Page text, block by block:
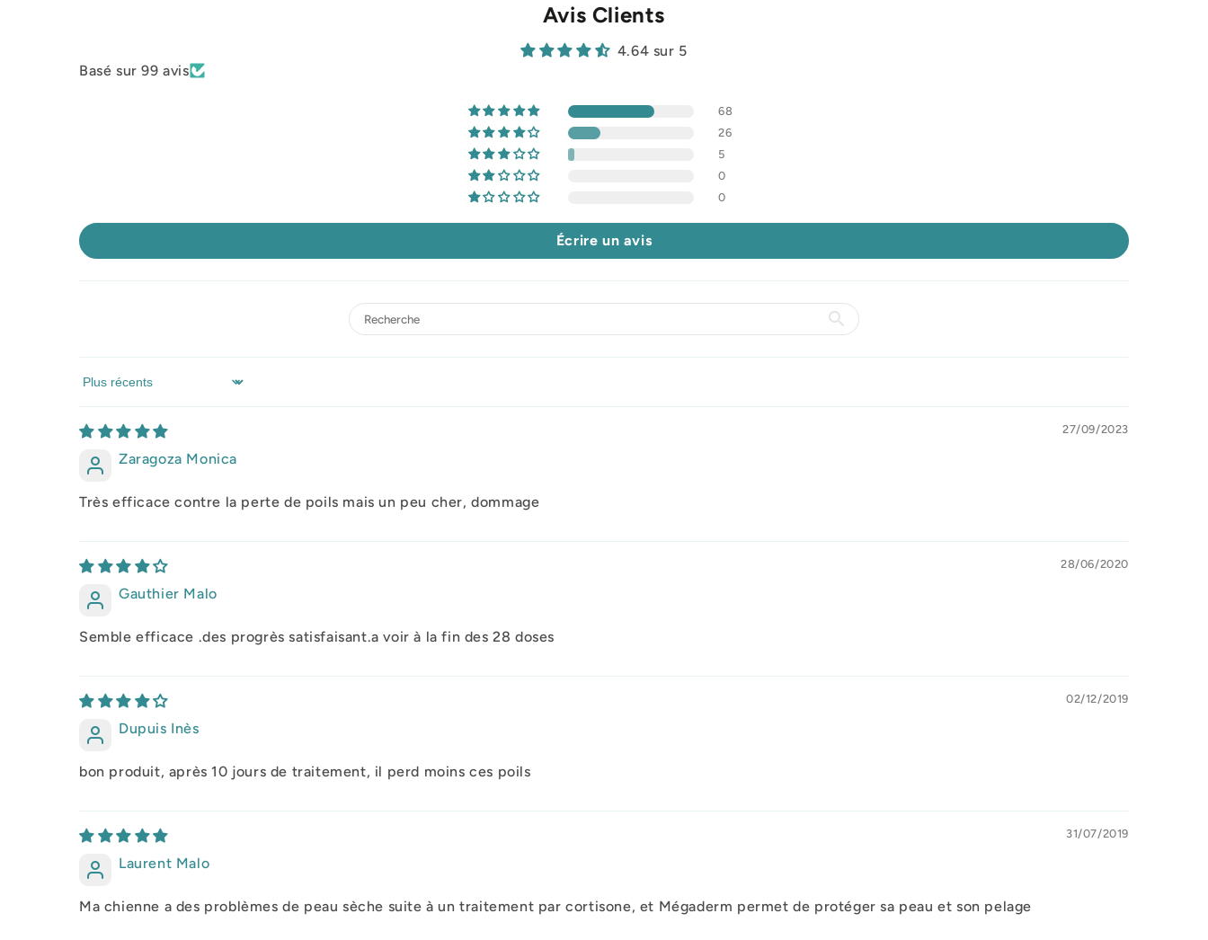
Avis Clients
4.64 sur 5
Basé sur 99 avis
68
26
5
0
0
Écrire un avis
Sort by
27/09/2023
Zaragoza Monica
Très efficace contre la perte de poils mais un peu cher, dommage
28/06/2020
Gauthier Malo
Semble efficace .des progrès satisfaisant.a voir à la fin des 28 doses
02/12/2019
Dupuis Inès
bon produit, après 10 jours de traitement, il perd moins ces poils
31/07/2019
Laurent Malo
Ma chienne a des problèmes de peau sèche suite à un traitement par cortisone, et Mégaderm permet de protéger sa peau et son pelage